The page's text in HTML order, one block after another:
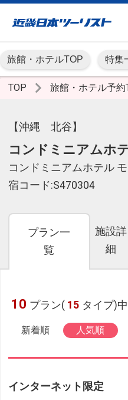
旅館・ホテルTOP 特集
TOP 旅館・ホテル予約
【沖縄 北谷】
コンドミニアムホ
コンドミニアムホテル
宿コード:S470304
プラン一
覧
施設詳
細
10 プラン( 15 タイプ)
新着順 人気順
インターネット限定